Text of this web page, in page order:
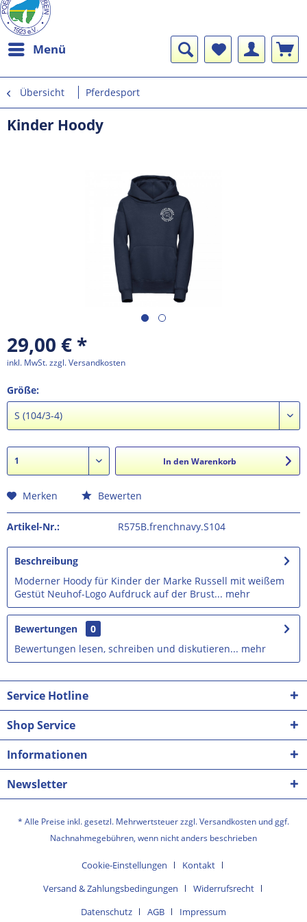
Menü
Übersicht Pferdesport
Kinder Hoody
29,00 € *
inkl. MwSt.zzgl. Versandkosten
Größe:
In den Warenkorb
Merken Bewerten
Artikel-Nr.: R575B.frenchnavy.S104
Beschreibung
Moderner Hoody für Kinder der Marke Russell mit weißem
Gestüt Neuhof-Logo Aufdruck auf der Brust... mehr
Bewertungen
0
Bewertungen lesen, schreiben und diskutieren... mehr
Service Hotline
Shop Service
Informationen
Newsletter
* Alle Preise inkl. gesetzl. Mehrwertsteuer zzgl.Versandkosten und ggf.
Nachnahmegebühren, wenn nicht anders beschrieben
Cookie-Einstellungen
Kontakt
Versand & Zahlungsbedingungen
Widerrufsrecht
Datenschutz
AGB Impressum